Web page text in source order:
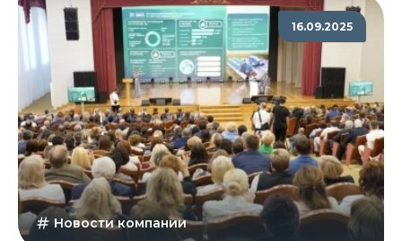
16.09.2025
Новости компании